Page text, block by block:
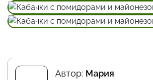
Автор: Мария